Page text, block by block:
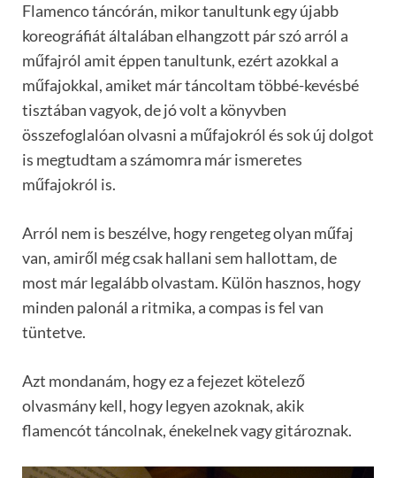
Flamenco táncórán, mikor tanultunk egy újabb
koreográfiát általában elhangzott pár szó arról a
műfajról amit éppen tanultunk, ezért azokkal a
műfajokkal, amiket már táncoltam többé-kevésbé
tisztában vagyok, de jó volt a könyvben
összefoglalóan olvasni a műfajokról és sok új dolgot
is megtudtam a számomra már ismeretes
műfajokról is.
Arról nem is beszélve, hogy rengeteg olyan műfaj
van, amiről még csak hallani sem hallottam, de
most már legalább olvastam. Külön hasznos, hogy
minden palonál a ritmika, a compas is fel van
tüntetve.
Azt mondanám, hogy ez a fejezet kötelező
olvasmány kell, hogy legyen azoknak, akik
flamencót táncolnak, énekelnek vagy gitároznak.